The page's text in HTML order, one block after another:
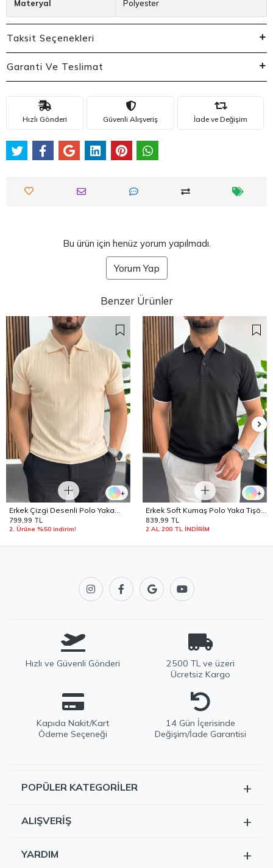
Materyal Polyester
Taksit Seçenekleri
Garanti Ve Teslimat
Hızlı Gönderi Güvenli Alışveriş İade ve Değişim
Bu ürün için henüz yorum yapılmadı.
Yorum Yap
Benzer Ürünler
+
Erkek Çizgi Desenli Polo Yaka
Krem Edw458
799,99 TL
2. Ürüne %50 indirim!
+
Erkek Soft Kumaş Polo Yaka Tişört
Siyah Edw506
839,99 TL
2 AL 200 TL İNDİRİM
Hızlı ve Güvenli Gönderi
2500 TL ve üzeri
Ücretsiz Kargo
Kapıda Nakit/Kart
Ödeme Seçeneği
14 Gün İçerisinde
Değişim/İade Garantisi
POPÜLER KATEGORILER +
Kazak
ALIŞVERIŞ +
Sepetim
YARDIM +